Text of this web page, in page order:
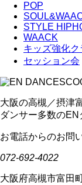
POP
STYLE
WAACK
キッズ強化ク
セッション会
大阪の高槻／摂津
ダンサー多数のEN
お電話からのお問
072-692-4022
大阪府高槻市富田